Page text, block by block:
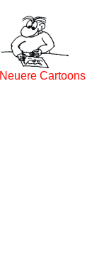
Neuere Cartoons